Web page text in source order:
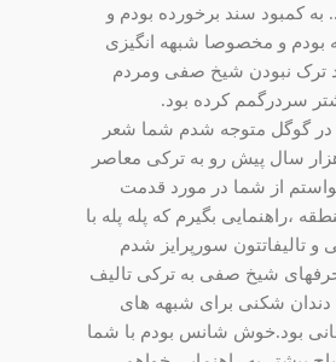
به کمبود سند برخورده بودم و
بودم و مخصوصا شبهه انگیزی
ترک نبودن شیخ صفی ومردم
سردرگمم کرده بود.
در گوگل متوجه شدم شما شعر
سال پیش رو به ترکی معاصر
از شما در مورد قدمت
،راهنمایی بگیرم که پله پله با
و تالیفاتتون سورپرایز شدم
شیخ صفی به ترکی تالیف
شکنی برای شبهه های
بود.خوش شانس بودم با شما